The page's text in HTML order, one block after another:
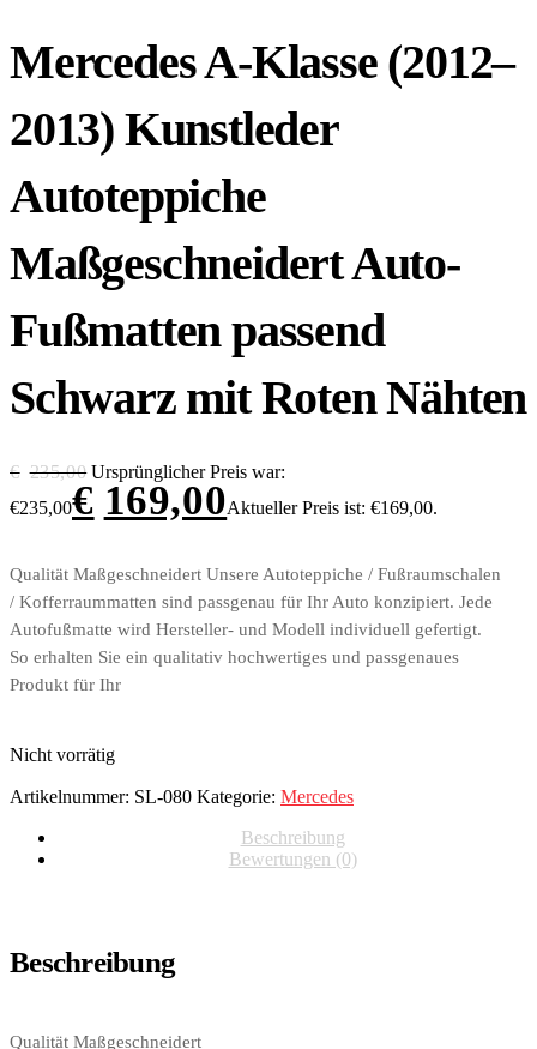
Mercedes A-Klasse (2012–
2013) Kunstleder
Autoteppiche
Maßgeschneidert Auto-
Fußmatten passend
Schwarz mit Roten Nähten
€ 235,00 Ursprünglicher Preis war:
€235,00€ 169,00Aktueller Preis ist: €169,00.
Qualität Maßgeschneidert Unsere Autoteppiche / Fußraumschalen
/ Kofferraummatten sind passgenau für Ihr Auto konzipiert. Jede
Autofußmatte wird Hersteller- und Modell individuell gefertigt.
So erhalten Sie ein qualitativ hochwertiges und passgenaues
Produkt für Ihr
Nicht vorrätig
Artikelnummer: SL-080 Kategorie: Mercedes
Beschreibung
Bewertungen (0)
Beschreibung
Qualität Maßgeschneidert